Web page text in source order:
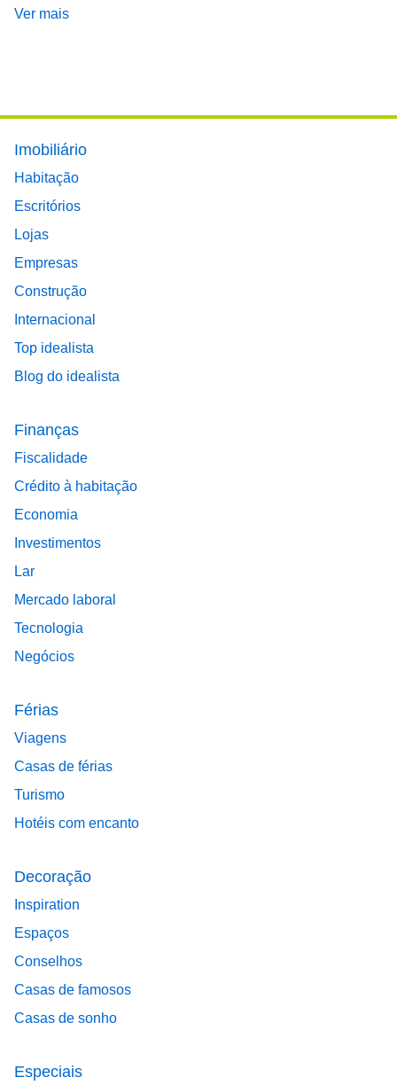
Ver mais
Footer main menu
Imobiliário
Habitação
Escritórios
Lojas
Empresas
Construção
Internacional
Top idealista
Blog do idealista
Finanças
Fiscalidade
Crédito à habitação
Economia
Investimentos
Lar
Mercado laboral
Tecnologia
Negócios
Férias
Viagens
Casas de férias
Turismo
Hotéis com encanto
Decoração
Inspiration
Espaços
Conselhos
Casas de famosos
Casas de sonho
Especiais